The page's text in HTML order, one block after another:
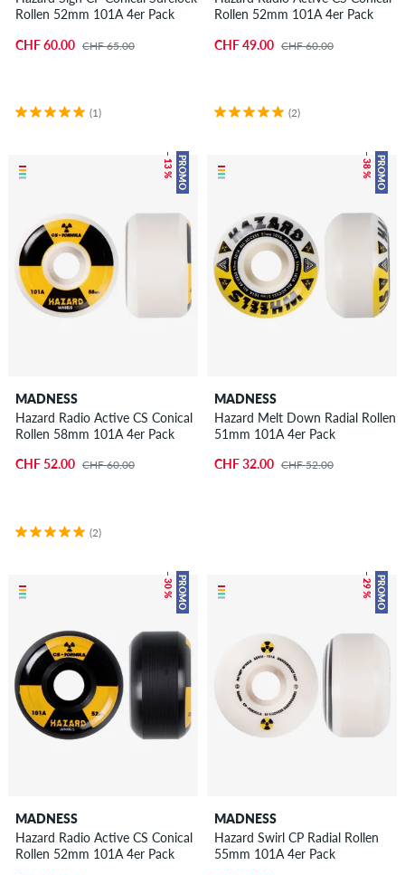
Rollen 52mm 101A 4er Pack
CHF 60.00 CHF 65.00
(1)
Rollen 52mm 101A 4er Pack
CHF 49.00 CHF 60.00
(2)
PROMO
– 13 %
MADNESS
Hazard Radio Active CS Conical
Rollen 58mm 101A 4er Pack
CHF 52.00 CHF 60.00
(2)
PROMO
– 38 %
MADNESS
Hazard Melt Down Radial Rollen
51mm 101A 4er Pack
CHF 32.00 CHF 52.00
PROMO
– 30 %
MADNESS
Hazard Radio Active CS Conical
Rollen 52mm 101A 4er Pack
PROMO
– 29 %
MADNESS
Hazard Swirl CP Radial Rollen
55mm 101A 4er Pack